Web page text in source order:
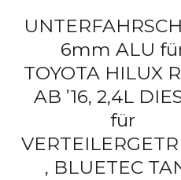
6mm ALU
TOYOTA HILUX
AB ’16, 2,4L
für
, BLUETEC